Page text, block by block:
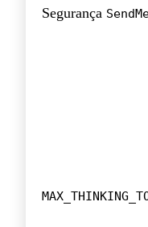
Segurança